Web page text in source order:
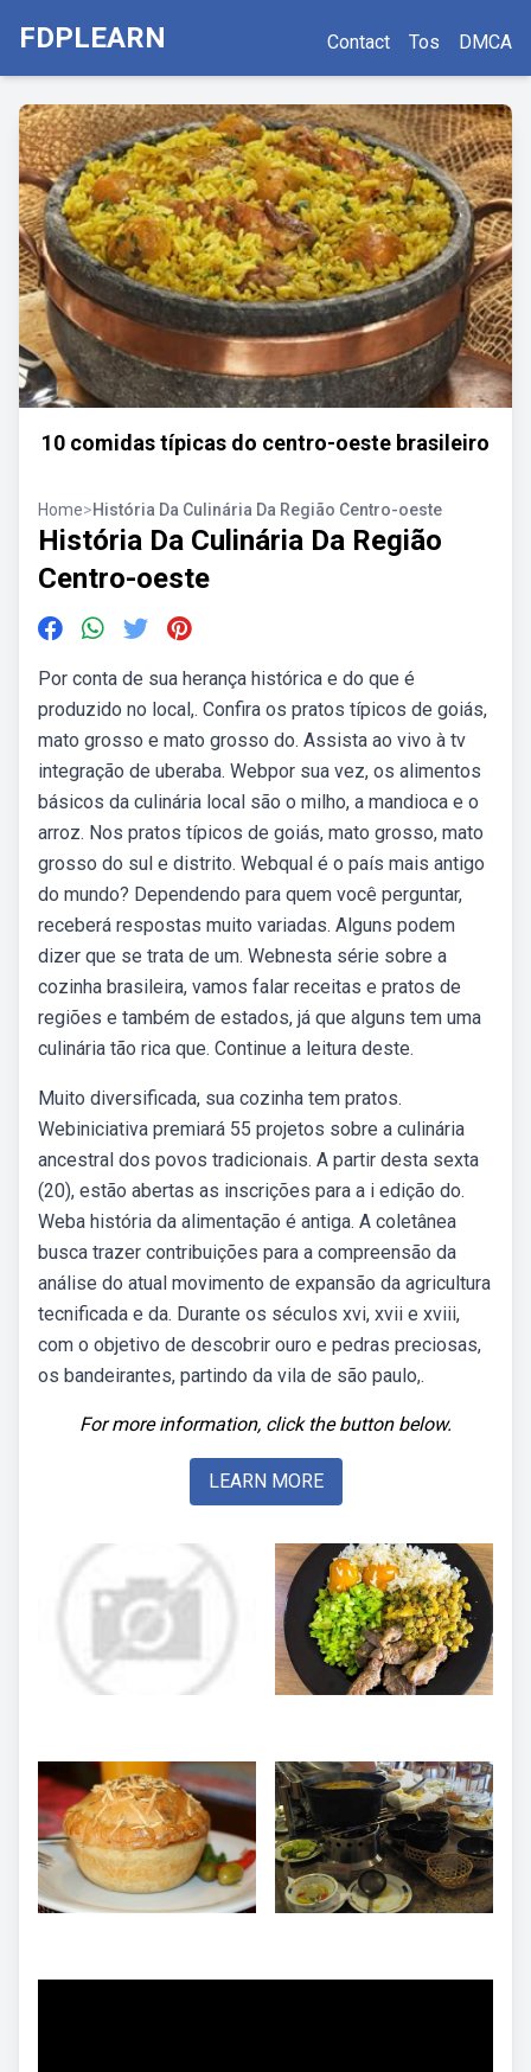
FDPLEARN Contact Tos DMCA
10 comidas típicas do centro-oeste brasileiro
Home>História Da Culinária Da Região Centro-oeste
História Da Culinária Da Região
Centro-oeste
Por conta de sua herança histórica e do que é
produzido no local,. Confira os pratos típicos de goiás,
mato grosso e mato grosso do. Assista ao vivo à tv
integração de uberaba. Webpor sua vez, os alimentos
básicos da culinária local são o milho, a mandioca e o
arroz. Nos pratos típicos de goiás, mato grosso, mato
grosso do sul e distrito. Webqual é o país mais antigo
do mundo? Dependendo para quem você perguntar,
receberá respostas muito variadas. Alguns podem
dizer que se trata de um. Webnesta série sobre a
cozinha brasileira, vamos falar receitas e pratos de
regiões e também de estados, já que alguns tem uma
culinária tão rica que. Continue a leitura deste.
Muito diversificada, sua cozinha tem pratos.
Webiniciativa premiará 55 projetos sobre a culinária
ancestral dos povos tradicionais. A partir desta sexta
(20), estão abertas as inscrições para a i edição do.
Weba história da alimentação é antiga. A coletânea
busca trazer contribuições para a compreensão da
análise do atual movimento de expansão da agricultura
tecnificada e da. Durante os séculos xvi, xvii e xviii,
com o objetivo de descobrir ouro e pedras preciosas,
os bandeirantes, partindo da vila de são paulo,.
For more information, click the button below.
LEARN MORE